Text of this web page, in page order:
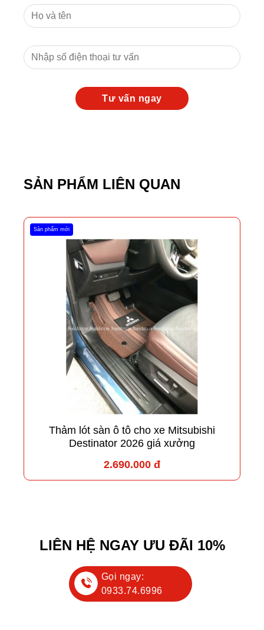
SẢN PHẨM LIÊN QUAN
Sản phẩm mới
Thảm lót sàn ô tô cho xe Mitsubishi
Destinator 2026 giá xưởng
2.690.000 đ
LIÊN HỆ NGAY ƯU ĐÃI 10%
Gọi ngay:
0933.74.6996